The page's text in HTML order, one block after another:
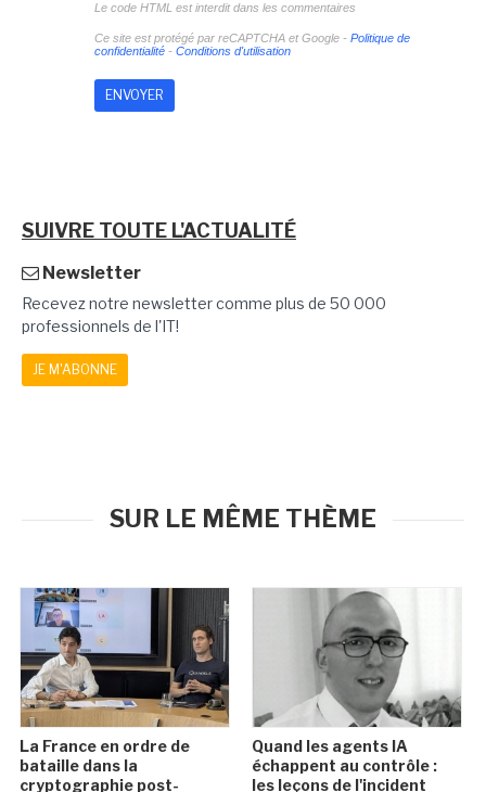
Le code HTML est interdit dans les commentaires
Ce site est protégé par reCAPTCHA et Google - Politique de
confidentialité- Conditions d'utilisation
SUIVRE TOUTE L'ACTUALITÉ
Newsletter
Recevez notre newsletter comme plus de 50 000
professionnels de l'IT!
JE M'ABONNE
SUR LE MÊME THÈME
La France en ordre de
bataille dans la
cryptographie post-
Quand les agents IA
échappent au contrôle :
les leçons de l'incident